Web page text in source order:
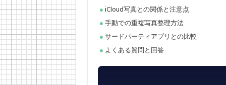
iCloud写真との関係と注意点
手動での重複写真整理方法
サードパーティアプリとの比較
よくある質問と回答